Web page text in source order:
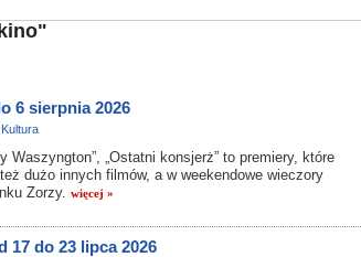
6 sierpnia 2026
Kultura
Waszyngton”, „Ostatni konsjerż” to premiery, które
dużo innych filmów, a w weekendowe wieczory
Zorzy. więcej »
17 do 23 lipca 2026